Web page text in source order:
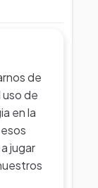
de
de
en la
jugar